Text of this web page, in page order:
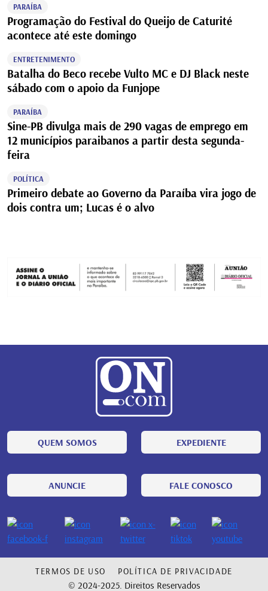
PARAÍBA
Programação do Festival do Queijo de Caturité
acontece até este domingo
ENTRETENIMENTO
Batalha do Beco recebe Vulto MC e DJ Black neste
sábado com o apoio da Funjope
PARAÍBA
Sine-PB divulga mais de 290 vagas de emprego em
12 municípios paraibanos a partir desta segunda-
feira
POLÍTICA
Primeiro debate ao Governo da Paraíba vira jogo de
dois contra um; Lucas é o alvo
QUEM SOMOS EXPEDIENTE
ANUNCIE FALE CONOSCO
© 2024-2025. Direitos Reservados
TERMOS DE USO POLÍTICA DE PRIVACIDADE